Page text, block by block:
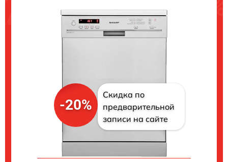
-20%
Скидка по
предварительной
записи на сайте